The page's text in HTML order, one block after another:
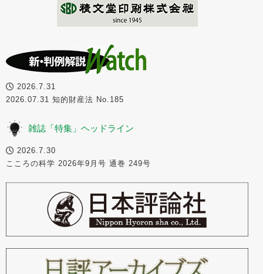
2026.7.31
2026.07.31 知的財産法 No.185
雑誌「特集」ヘッドライン
2026.7.30
こころの科学 2026年9月号 通巻 249号